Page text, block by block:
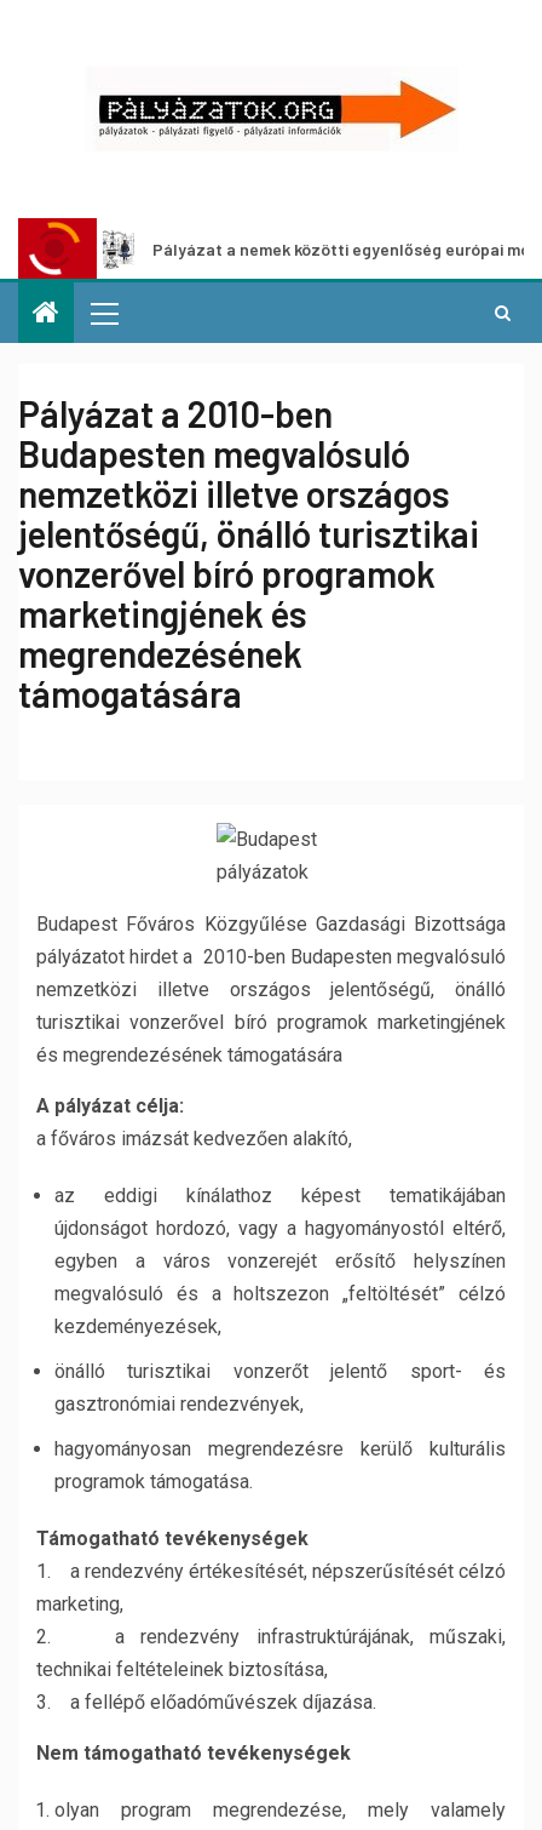
Pályázat a nemek közötti egyenlőség európai mozgalmainak
Pályázat a 2010-ben
Budapesten megvalósuló
nemzetközi illetve országos
jelentőségű, önálló turisztikai
vonzerővel bíró programok
marketingjének és
megrendezésének
támogatására
Budapest Főváros Közgyűlése Gazdasági Bizottsága
pályázatot hirdet a 2010-ben Budapesten megvalósuló
nemzetközi illetve országos jelentőségű, önálló
turisztikai vonzerővel bíró programok marketingjének
és megrendezésének támogatására
A pályázat célja:
a főváros imázsát kedvezően alakító,
az eddigi kínálathoz képest tematikájában
újdonságot hordozó, vagy a hagyományostól eltérő,
egyben a város vonzerejét erősítő helyszínen
megvalósuló és a holtszezon „feltöltését” célzó
kezdeményezések,
önálló turisztikai vonzerőt jelentő sport- és
gasztronómiai rendezvények,
hagyományosan megrendezésre kerülő kulturális
programok támogatása.
Támogatható tevékenységek
1. a rendezvény értékesítését, népszerűsítését célzó
marketing,
2. a rendezvény infrastruktúrájának, műszaki,
technikai feltételeinek biztosítása,
3. a fellépő előadóművészek díjazása.
Nem támogatható tevékenységek
olyan program megrendezése, mely valamely